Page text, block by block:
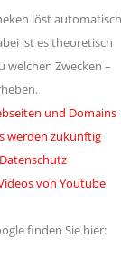
löst automatisch
ist es theoretisch
welchen Zwecken –
und Domains
werden zukünftig
von Youtube
finden Sie hier: